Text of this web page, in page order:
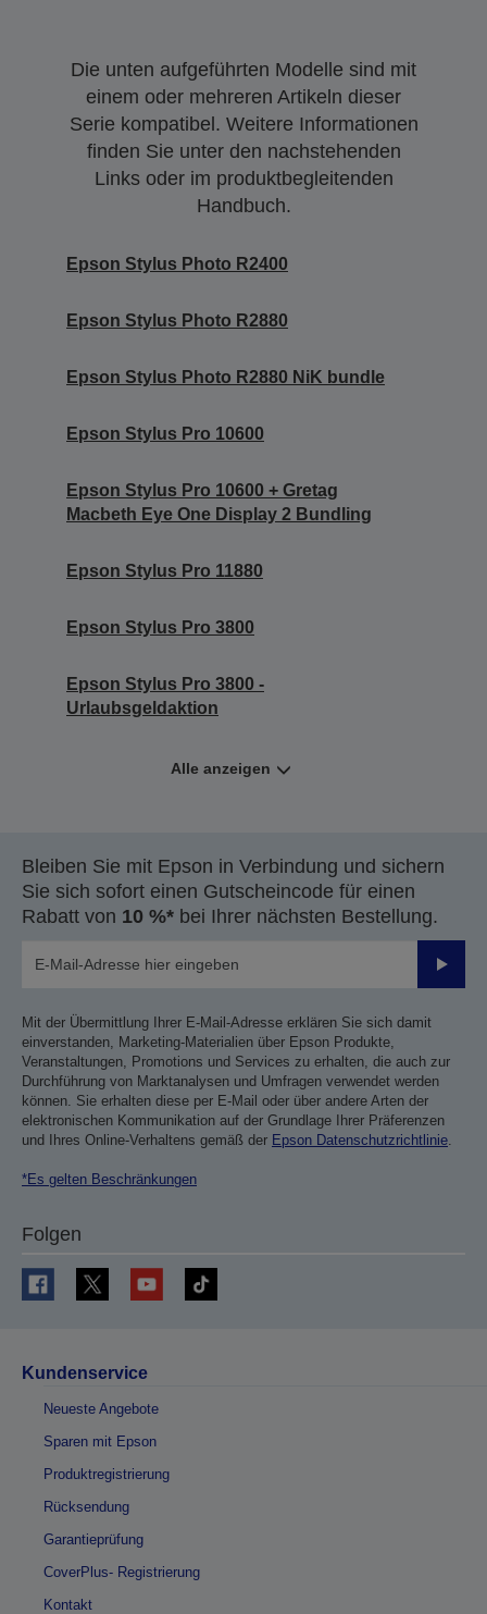
Die unten aufgeführten Modelle sind mit
einem oder mehreren Artikeln dieser
Serie kompatibel. Weitere Informationen
finden Sie unter den nachstehenden
Links oder im produktbegleitenden
Handbuch.
Epson Stylus Photo R2400
Epson Stylus Photo R2880
Epson Stylus Photo R2880 NiK bundle
Epson Stylus Pro 10600
Epson Stylus Pro 10600 + Gretag
Macbeth Eye One Display 2 Bundling
Epson Stylus Pro 11880
Epson Stylus Pro 3800
Epson Stylus Pro 3800 -
Urlaubsgeldaktion
Alle anzeigen
Bleiben Sie mit Epson in Verbindung und sichern
Sie sich sofort einen Gutscheincode für einen
Rabatt von 10 %* bei Ihrer nächsten Bestellung.
Mit der Übermittlung Ihrer E-Mail-Adresse erklären Sie sich damit
einverstanden, Marketing-Materialien über Epson Produkte,
Veranstaltungen, Promotions und Services zu erhalten, die auch zur
Durchführung von Marktanalysen und Umfragen verwendet werden
können. Sie erhalten diese per E-Mail oder über andere Arten der
elektronischen Kommunikation auf der Grundlage Ihrer Präferenzen
und Ihres Online-Verhaltens gemäß der Epson Datenschutzrichtlinie
*Es gelten Beschränkungen
Folgen
Kundenservice
Neueste Angebote
Sparen mit Epson
Produktregistrierung
Rücksendung
Garantieprüfung
CoverPlus- Registrierung
Kontakt